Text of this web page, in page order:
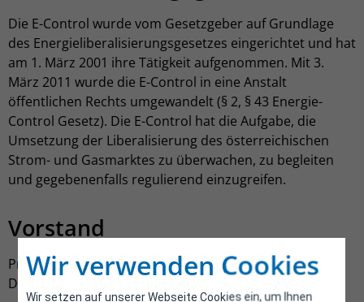
Wir verwenden Cookies
Wir setzen auf unserer Webseite Cookies ein, um Ihnen
Die E-Control wurde vom Gesetzgeber auf Grundlage
des Energieliberalisierungsgesetzes eingerichtet und hat
am 1. März 2001 ihre Tätigkeit aufgenommen. Mit 3.
März 2011 wurde die E-Control in eine Anstalt
öffentlichen Rechts umgewandelt (§ 2, § 43 Energie-
Control Gesetz). Die E-Control hat die Aufgabe, die
Umsetzung der Liberalisierung des österreichischen
Strom- und Gasmarktes zu überwachen, zu begleiten
und gegebenenfalls regulierend einzugreifen.
Vorstand
Prof. DI Dr. Alfons Haber, MBA
Dipl.-Ing. Mag. Michael Strebl